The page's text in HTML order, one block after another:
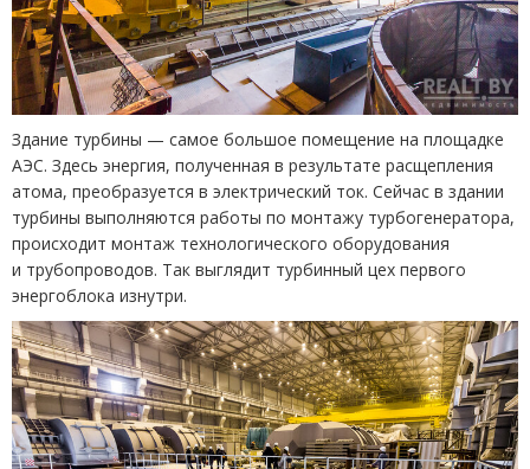
Здание турбины — самое большое помещение на площадке
АЭС. Здесь энергия, полученная в результате расщепления
атома, преобразуется в электрический ток. Сейчас в здании
турбины выполняются работы по монтажу турбогенератора,
происходит монтаж технологического оборудования
и трубопроводов. Так выглядит турбинный цех первого
энергоблока изнутри.